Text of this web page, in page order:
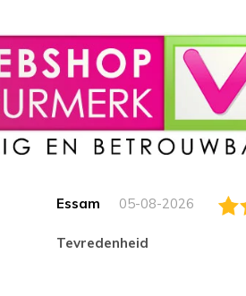
Essam 05-08-2026
tevredenheid